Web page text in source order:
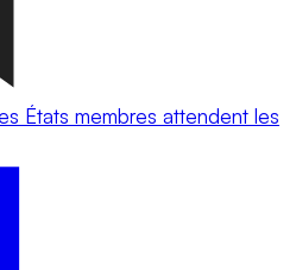
États membres attendent les